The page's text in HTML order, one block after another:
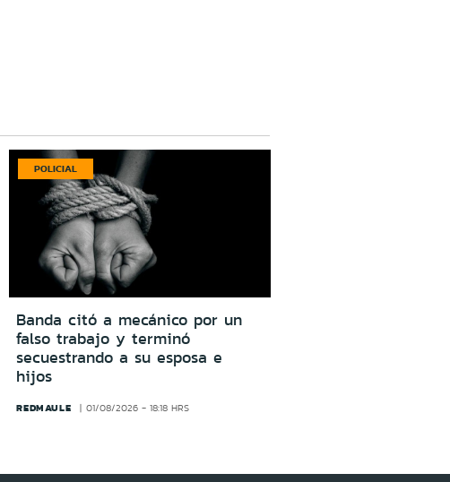
POLICIAL
Banda citó a mecánico por un
falso trabajo y terminó
secuestrando a su esposa e
hijos
REDMAULE 01/08/2026 - 18:18 HRS